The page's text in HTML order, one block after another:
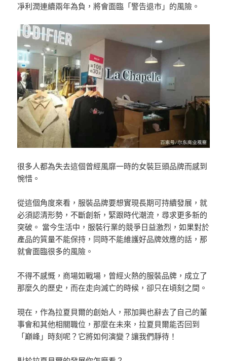
凈利潤連續兩年為負，將會面臨「警告退市」的風險。
很多人都為失去這個曾經風靡一時的女裝巨頭品牌而感到
惋惜。
從這個角度來看，服裝品牌要想實現長期可持續發展，就
必須認清形勢，不斷創新，緊跟時代潮流，尋求更多新的
突破。 當今生活中，服裝行業的競爭日益激烈，如果對於
產品的質量不能保持，同時不能維護好品牌效應的話，那
就會面臨很多的風險。
不得不感慨，商場如戰場，曾經火熱的服裝品牌，成立了
那麼久的歷史，而在走向滅亡的時候，卻只在頃刻之間。
現在，作為拉夏貝爾的創始人，邢加興也辭去了自己的董
事會和其他相關職位，那麼在未來，拉夏貝爾能否回到
「巔峰」時刻呢？它將如何演變？讓我們靜待！